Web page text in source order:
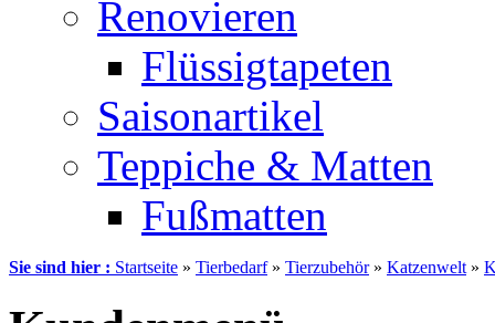
Renovieren
Flüssigtapeten
Saisonartikel
Teppiche & Matten
Fußmatten
Sie sind hier : Startseite » Tierbedarf» Tierzubehör» Katzenwelt »